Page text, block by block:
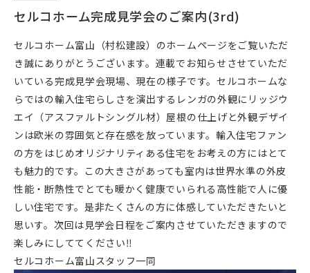
セルコホーム完成見学会のご案内(3rd)
セルコホーム富山（村松建設）のホームページをご覧いただ
き誠にありがとうございます。連載でお知らせさせていただ
いている完成見学会現場、現在の様子です。セルコホームな
らではの輸入住宅らしさを演出するレンガの外観にリッジウ
エイ（アスファルトシングル材）屋根の仕上げと外観デザイ
ンは欧米の雰囲気と存在感を放っています。輸入住宅ファン
の方をはじめオリジナリティある住宅をお考えの方にはとて
も魅力的です。この大きさがあっても室内は世界水準の外皮
性能・断熱性でとても暖かく健康でいられる高性能で人に優
しい住宅です。是非たくさんの方に体感していただきたいと
思いす。次回は見学会日程をご案内させていただきますので
楽しみにしててください‼
セルコホーム富山スタッフ一同